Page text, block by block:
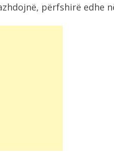
përfshirë edhe